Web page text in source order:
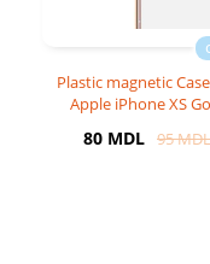
Plastic magnetic
Apple iPhone XS
80 MDL 95 MDL